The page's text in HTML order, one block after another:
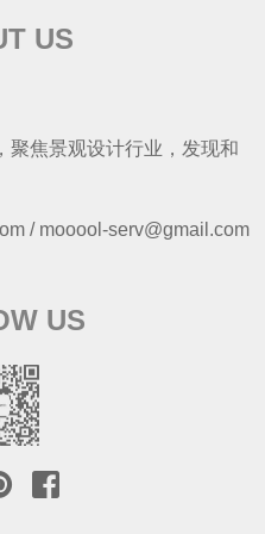
US
聚焦景观设计行业，发现和
/ mooool-serv@gmail.com
US